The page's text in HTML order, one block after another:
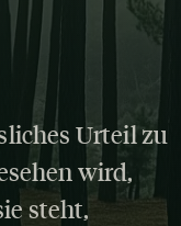
Urteil zu
wird,
steht,